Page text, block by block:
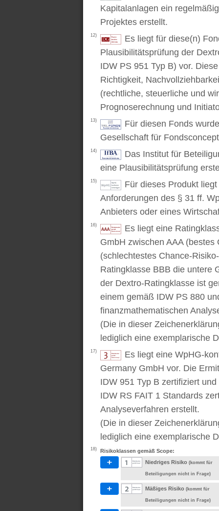
Kapitalanlagen ein
Projektes erstellt.
12)
Es liegt für diese(n)
Plausibilitätsprüfung der
IDW PS 951 Typ B) vor.
Richtigkeit,
(rechtliche, steuerliche und
Prognoserechnung und
13)
Für diesen Fonds
Gesellschaft für
14)
Das Institut für
eine Plausibilitätsprüfung
15)
Für dieses Produkt
Anforderungen des § 31 ff.
Anbieters oder eines
16)
Es liegt eine
GmbH zwischen AAA
(schlechtestes Chance-
Ratingklasse BBB die untere
der Dextro-Ratingklasse ist
einem gemäß IDW PS 880
finanzmathematischen
(Die in dieser
lediglich eine exemplarische
17)
Es liegt eine WpHG-
Germany GmbH vor. Die
IDW 951 Typ B zertifiziert
IDW RS FAIT 1 Standards
Analyseverfahren erstellt.
(Die in dieser
lediglich eine exemplarische
18)
Risikoklassen gemäß Scope:
Niedriges Risiko (kommt für
Beteiligungen nicht in Frage)
Mäßiges Risiko (kommt für
Beteiligungen nicht in Frage)